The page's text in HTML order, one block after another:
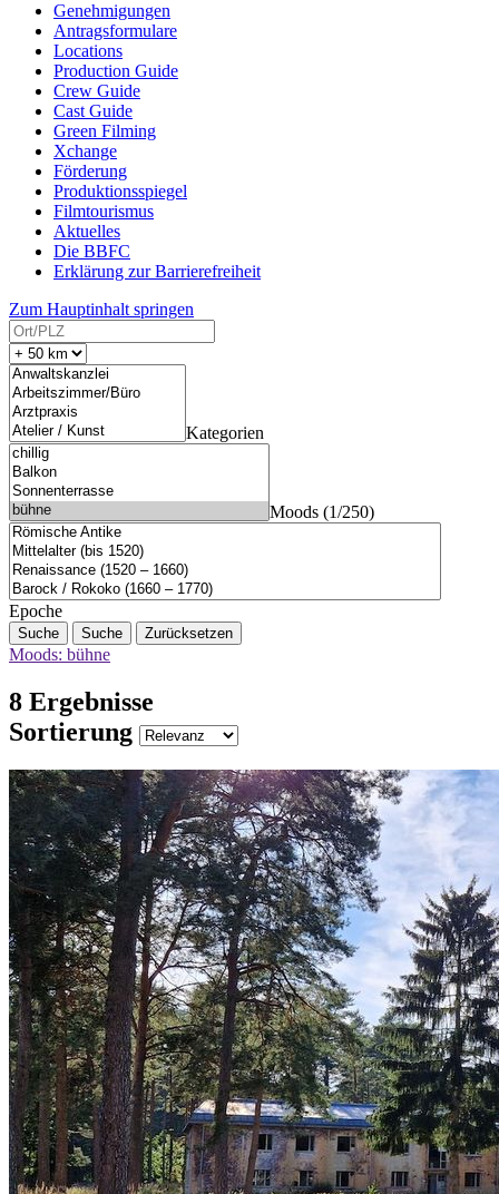
Genehmigungen
Antragsformulare
Locations
Production Guide
Crew Guide
Cast Guide
Green Filming
Xchange
Förderung
Produktionsspiegel
Filmtourismus
Aktuelles
Die BBFC
Erklärung zur Barrierefreiheit
Zum Hauptinhalt springen
Kategorien
Moods (1/250)
Epoche
Suche Zurücksetzen
Moods: bühne
8 Ergebnisse
Sortierung